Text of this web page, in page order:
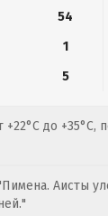
54
1
5
до
Аисты